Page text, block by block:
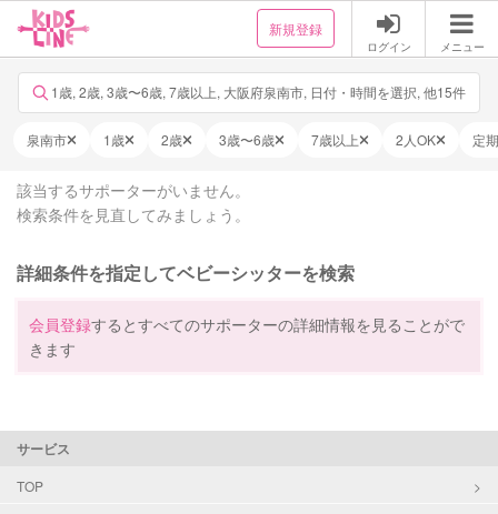
新規登録
ログイン メニュー
1歳, 2歳, 3歳〜6歳, 7歳以上, 大阪府泉南市, 日付・時間を選択, 他15件
泉南市 1歳 2歳 3歳〜6歳 7歳以上 2人OK 定
該当するサポーターがいません。
検索条件を見直してみましょう。
詳細条件を指定してベビーシッターを検索
会員登録するとすべてのサポーターの詳細情報を見ることがで
きます
サービス
TOP